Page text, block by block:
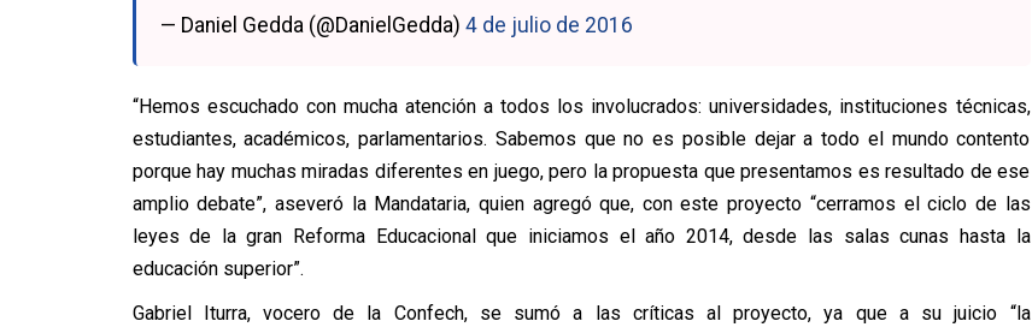
— Daniel Gedda (@DanielGedda) 4 de julio de 2016
“Hemos escuchado con mucha atención a todos los involucrados: universidades, instituciones técnicas,
estudiantes, académicos, parlamentarios. Sabemos que no es posible dejar a todo el mundo contento
porque hay muchas miradas diferentes en juego, pero la propuesta que presentamos es resultado de ese
amplio debate”, aseveró la Mandataria, quien agregó que, con este proyecto “cerramos el ciclo de las
leyes de la gran Reforma Educacional que iniciamos el año 2014, desde las salas cunas hasta la
educación superior”.
Gabriel Iturra, vocero de la Confech, se sumó a las críticas al proyecto, ya que a su juicio “la